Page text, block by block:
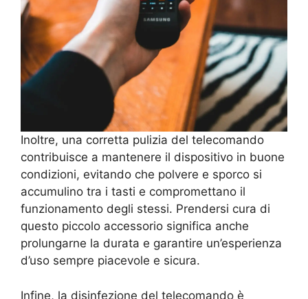
Inoltre, una corretta pulizia del telecomando
contribuisce a mantenere il dispositivo in buone
condizioni, evitando che polvere e sporco si
accumulino tra i tasti e compromettano il
funzionamento degli stessi. Prendersi cura di
questo piccolo accessorio significa anche
prolungarne la durata e garantire un’esperienza
d’uso sempre piacevole e sicura.
Infine, la disinfezione del telecomando è